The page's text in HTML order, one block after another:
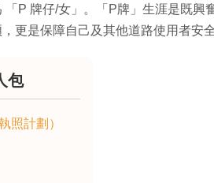
P 牌仔/女」。「P牌」生涯是既興
更是保障自己及其他道路使用者安全
包
照計劃）